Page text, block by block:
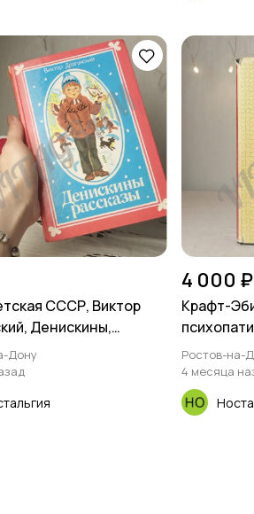
СССР, Виктор
Денискины,
Дону
4 000 ₽
Крафт-
Ростов-на-
4 месяца